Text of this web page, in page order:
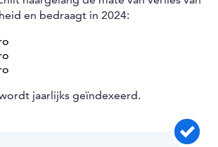
en bedraagt in 2024:
jaarlijks geïndexeerd.